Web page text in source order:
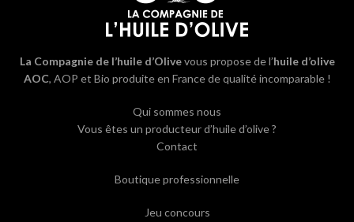
La Compagnie de l’huile d’Olivevous propose de l’huile d’olive
AOC, AOP et Bio produite en France de qualité incomparable !
Qui sommes nous
Vous êtes un producteur d’huile d’olive ?
Contact
Boutique professionnelle
Jeu concours